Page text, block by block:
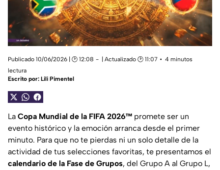
Publicado 10/06/2026 | 🕑 12:08 | Actualizado 🕑 11:07
4 minutos
lectura
Escrito por: Lili Pimentel
La Copa Mundial de la FIFA 2026™ promete ser un
evento histórico y la emoción arranca desde el primer
minuto. Para que no te pierdas ni un solo detalle de la
actividad de tus selecciones favoritas, te presentamos el
calendario de la Fase de Grupos, del Grupo A al Grupo L,